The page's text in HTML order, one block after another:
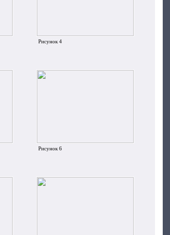
Рисунок 4
Рисунок 6